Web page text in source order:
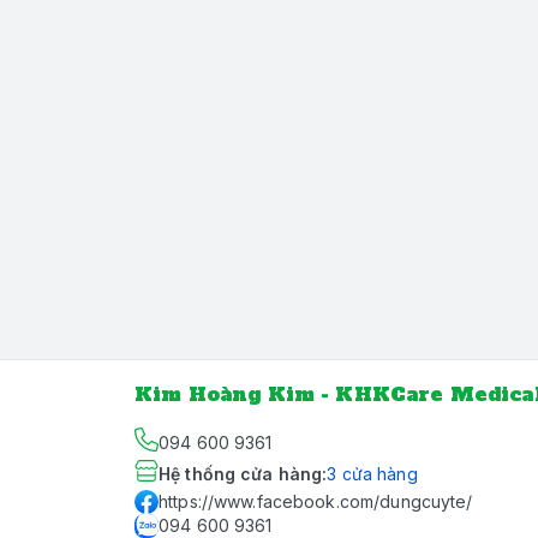
Kim Hoàng Kim - KHKCare
094 600 9361
Hệ thống cửa hàng:3 cửa hàng
https://www.facebook.com/dungcuyte/
094 600 9361